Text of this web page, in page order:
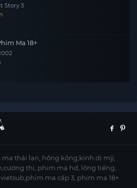
Story 3
Ma 18+
thái lan, hồng kông,kinh dị mỹ,
thi, phim ma hd, lồng tiếng,
ma cấp 3, phim ma 18+